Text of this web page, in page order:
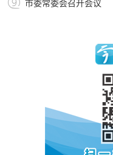
市委常委会召开会议